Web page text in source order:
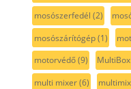
mosószerfedél (2)
mosószárítógép(1)
motorvédő(9) MultiBox
multi mixer(6)